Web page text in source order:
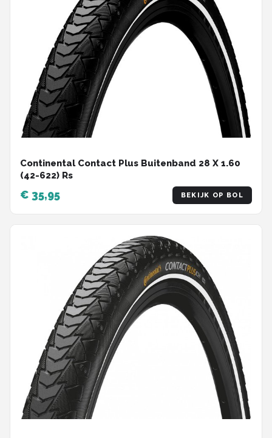
Continental Contact Plus Buitenband 28 X 1.60
(42-622) Rs
€ 35,95 BEKIJK OP BOL